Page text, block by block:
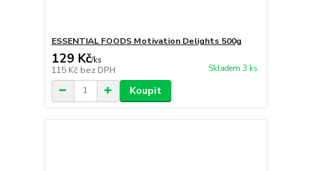
ESSENTIAL FOODS Motivation Delights 500g
129 Kč/ks
115 Kč bez DPH Skladem 3 ks
Koupit